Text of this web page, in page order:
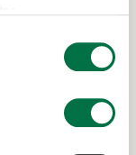
ständiga